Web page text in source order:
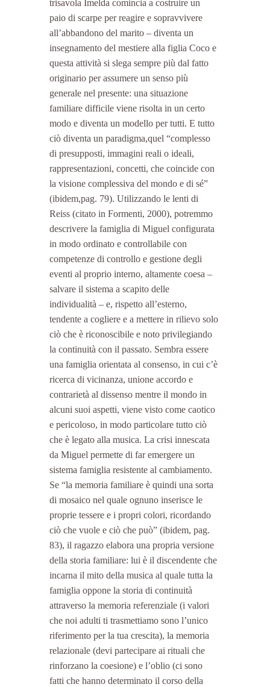
trisavola Imelda comincia a costruire un
paio di scarpe per reagire e sopravvivere
all’abbandono del marito – diventa un
insegnamento del mestiere alla figlia Coco e
questa attività si slega sempre più dal fatto
originario per assumere un senso più
generale nel presente: una situazione
familiare difficile viene risolta in un certo
modo e diventa un modello per tutti. E tutto
ciò diventa un paradigma,quel “complesso
di presupposti, immagini reali o ideali,
rappresentazioni, concetti, che coincide con
la visione complessiva del mondo e di sé”
(ibidem,pag. 79). Utilizzando le lenti di
Reiss (citato in Formenti, 2000), potremmo
descrivere la famiglia di Miguel configurata
in modo ordinato e controllabile con
competenze di controllo e gestione degli
eventi al proprio interno, altamente coesa –
salvare il sistema a scapito delle
individualità – e, rispetto all’esterno,
tendente a cogliere e a mettere in rilievo solo
ciò che è riconoscibile e noto privilegiando
la continuità con il passato. Sembra essere
una famiglia orientata al consenso, in cui c’è
ricerca di vicinanza, unione accordo e
contrarietà al dissenso mentre il mondo in
alcuni suoi aspetti, viene visto come caotico
e pericoloso, in modo particolare tutto ciò
che è legato alla musica. La crisi innescata
da Miguel permette di far emergere un
sistema famiglia resistente al cambiamento.
Se “la memoria familiare è quindi una sorta
di mosaico nel quale ognuno inserisce le
proprie tessere e i propri colori, ricordando
ciò che vuole e ciò che può” (ibidem, pag.
83), il ragazzo elabora una propria versione
della storia familiare: lui è il discendente che
incarna il mito della musica al quale tutta la
famiglia oppone la storia di continuità
attraverso la memoria referenziale (i valori
che noi adulti ti trasmettiamo sono l’unico
riferimento per la tua crescita), la memoria
relazionale (devi partecipare ai rituali che
rinforzano la coesione) e l’oblio (ci sono
fatti che hanno determinato il corso della